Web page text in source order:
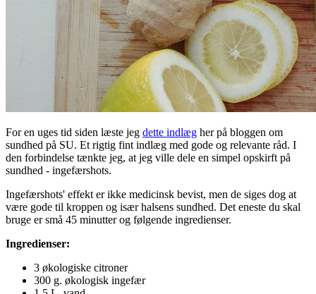
For en uges tid siden læste jeg dette indlæg her på bloggen om
sundhed på SU. Et rigtig fint indlæg med gode og relevante råd. I
den forbindelse tænkte jeg, at jeg ville dele en simpel opskirft på
sundhed - ingefærshots.
Ingefærshots' effekt er ikke medicinsk bevist, men de siges dog at
være gode til kroppen og især halsens sundhed. Det eneste du skal
bruge er små 45 minutter og følgende ingredienser.
Ingredienser:
3 økologiske citroner
300 g. økologisk ingefær